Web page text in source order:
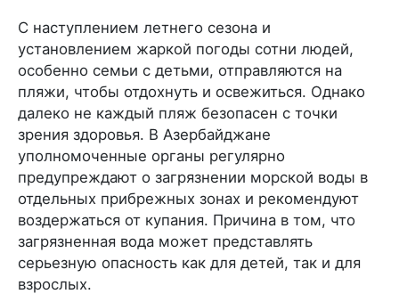
С наступлением летнего сезона и
установлением жаркой погоды сотни людей,
особенно семьи с детьми, отправляются на
пляжи, чтобы отдохнуть и освежиться. Однако
далеко не каждый пляж безопасен с точки
зрения здоровья. В Азербайджане
уполномоченные органы регулярно
предупреждают о загрязнении морской воды в
отдельных прибрежных зонах и рекомендуют
воздержаться от купания. Причина в том, что
загрязненная вода может представлять
серьезную опасность как для детей, так и для
взрослых.